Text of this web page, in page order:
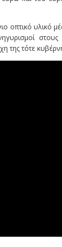
οπτικό υλικό
της τότε